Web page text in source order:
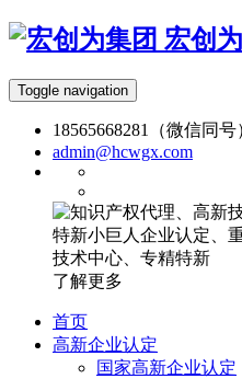
宏创
Toggle navigation
18565668281（微信同号
admin@hcwgx.com
了解更多
首页
高新企业认定
国家高新企业认定